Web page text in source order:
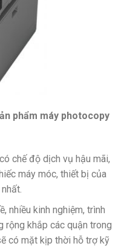
phẩm máy photocopy
chế độ dịch vụ hậu mãi,
máy móc, thiết bị của
nhiều kinh nghiệm, trình
rộng khắp các quận trong
có mặt kịp thời hỗ trợ kỹ